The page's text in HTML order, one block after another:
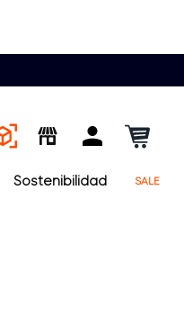
Sostenibilidad SALE